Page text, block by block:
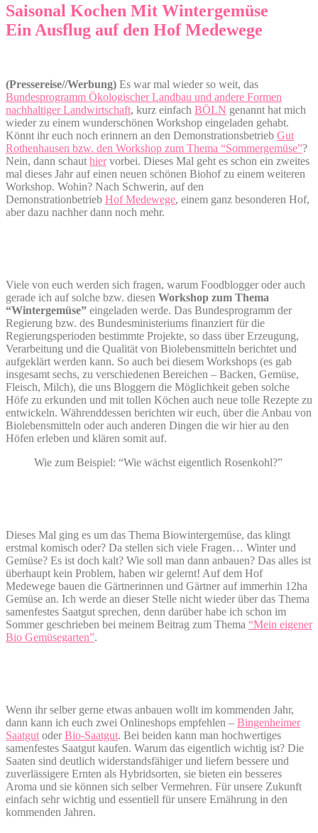
Saisonal Kochen Mit Wintergemüse
Ein Ausflug auf den Hof Medewege
(Pressereise//Werbung) Es war mal wieder so weit, das
Bundesprogramm Ökologischer Landbau und andere Formen
nachhaltiger Landwirtschaft, kurz einfach BÖLN genannt hat mich
wieder zu einem wunderschönen Workshop eingeladen gehabt.
Könnt ihr euch noch erinnern an den Demonstrationsbetrieb Gut
Rothenhausen bzw. den Workshop zum Thema “Sommergemüse”?
Nein, dann schaut hiervorbei. Dieses Mal geht es schon ein zweites
mal dieses Jahr auf einen neuen schönen Biohof zu einem weiteren
Workshop. Wohin? Nach Schwerin, auf den
Demonstrationbetrieb Hof Medewege, einem ganz besonderen Hof,
aber dazu nachher dann noch mehr.
Viele von euch werden sich fragen, warum Foodblogger oder auch
gerade ich auf solche bzw. diesen Workshop zum Thema
“Wintergemüse” eingeladen werde. Das Bundesprogramm der
Regierung bzw. des Bundesministeriums finanziert für die
Regierungsperioden bestimmte Projekte, so dass über Erzeugung,
Verarbeitung und die Qualität von Biolebensmitteln berichtet und
aufgeklärt werden kann. So auch bei diesem Workshops (es gab
insgesamt sechs, zu verschiedenen Bereichen – Backen, Gemüse,
Fleisch, Milch), die uns Bloggern die Möglichkeit geben solche
Höfe zu erkunden und mit tollen Köchen auch neue tolle Rezepte zu
entwickeln. Währenddessen berichten wir euch, über die Anbau von
Biolebensmitteln oder auch anderen Dingen die wir hier au den
Höfen erleben und klären somit auf.
Wie zum Beispiel: “Wie wächst eigentlich Rosenkohl?”
Dieses Mal ging es um das Thema Biowintergemüse, das klingt
erstmal komisch oder? Da stellen sich viele Fragen… Winter und
Gemüse? Es ist doch kalt? Wie soll man dann anbauen? Das alles ist
überhaupt kein Problem, haben wir gelernt! Auf dem Hof
Medewege bauen die Gärtnerinnen und Gärtner auf immerhin 12ha
Gemüse an. Ich werde an dieser Stelle nicht wieder über das Thema
samenfestes Saatgut sprechen, denn darüber habe ich schon im
Sommer geschrieben bei meinem Beitrag zum Thema “Mein eigener
Bio Gemüsegarten”.
Wenn ihr selber gerne etwas anbauen wollt im kommenden Jahr,
dann kann ich euch zwei Onlineshops empfehlen – Bingenheimer
Saatgut oderBio-Saatgut. Bei beiden kann man hochwertiges
samenfestes Saatgut kaufen. Warum das eigentlich wichtig ist? Die
Saaten sind deutlich widerstandsfähiger und liefern bessere und
zuverlässigere Ernten als Hybridsorten, sie bieten ein besseres
Aroma und sie können sich selber Vermehren. Für unsere Zukunft
einfach sehr wichtig und essentiell für unsere Ernährung in den
kommenden Jahren.